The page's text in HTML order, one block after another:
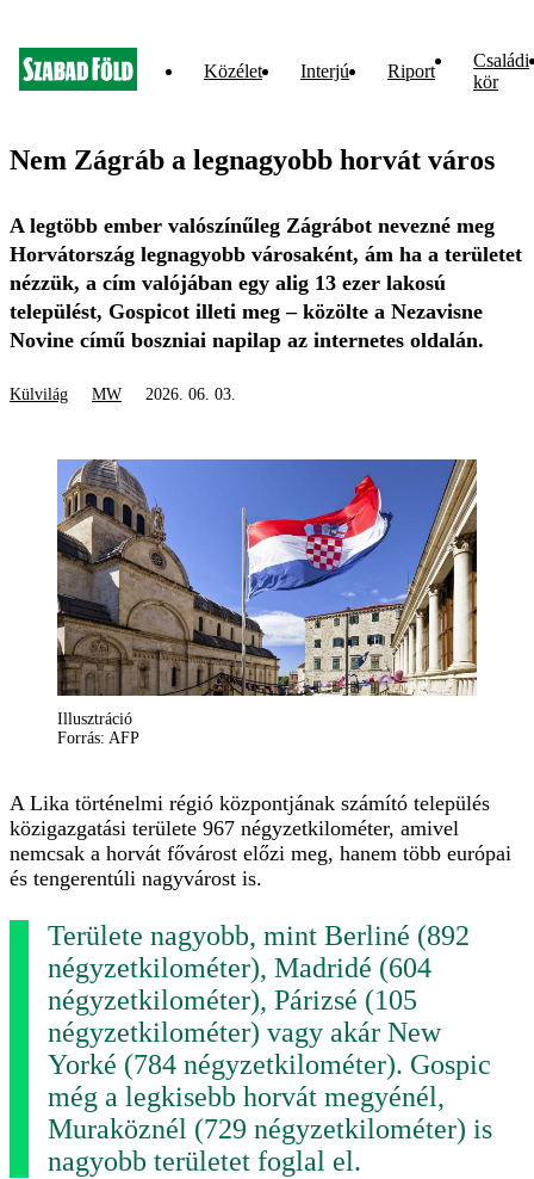
Közélet Interjú Riport
Családi
kör
Nem Zágráb a legnagyobb horvát város
A legtöbb ember valószínűleg Zágrábot nevezné meg
Horvátország legnagyobb városaként, ám ha a területet
nézzük, a cím valójában egy alig 13 ezer lakosú
települést, Gospicot illeti meg – közölte a Nezavisne
Novine című boszniai napilap az internetes oldalán.
Külvilág MW 2026. 06. 03.
Illusztráció
Forrás: AFP
A Lika történelmi régió központjának számító település
közigazgatási területe 967 négyzetkilométer, amivel
nemcsak a horvát fővárost előzi meg, hanem több európai
és tengerentúli nagyvárost is.
Területe nagyobb, mint Berliné (892
négyzetkilométer), Madridé (604
négyzetkilométer), Párizsé (105
négyzetkilométer) vagy akár New
Yorké (784 négyzetkilométer). Gospic
még a legkisebb horvát megyénél,
Muraköznél (729 négyzetkilométer) is
nagyobb területet foglal el.